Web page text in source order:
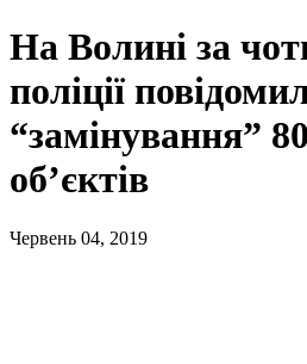
На Волині за
поліції
“замінування”
об’єктів
Червень 04, 2019